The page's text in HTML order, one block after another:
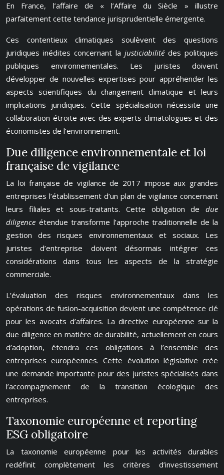
En France, l’affaire de « l’Affaire du Siècle » illustre
parfaitement cette tendance jurisprudentielle émergente.
Ces contentieux climatiques soulèvent des questions
juridiques inédites concernant la justiciabilité des politiques
publiques environnementales. Les juristes doivent
développer de nouvelles expertises pour appréhender les
aspects scientifiques du changement climatique et leurs
implications juridiques. Cette spécialisation nécessite une
collaboration étroite avec des experts climatologues et des
économistes de l’environnement.
Due diligence environnementale et loi
française de vigilance
La loi française de vigilance de 2017 impose aux grandes
entreprises l’établissement d’un plan de vigilance concernant
leurs filiales et sous-traitants. Cette obligation de due
diligence étendue transforme l’approche traditionnelle de la
gestion des risques environnementaux et sociaux. Les
juristes d’entreprise doivent désormais intégrer ces
considérations dans tous les aspects de la stratégie
commerciale.
L’évaluation des risques environnementaux dans les
opérations de fusion-acquisition devient une compétence clé
pour les avocats d’affaires. La directive européenne sur la
due diligence en matière de durabilité, actuellement en cours
d’adoption, étendra ces obligations à l’ensemble des
entreprises européennes. Cette évolution législative crée
une demande importante pour des juristes spécialisés dans
l’accompagnement de la transition écologique des
entreprises.
Taxonomie européenne et reporting
ESG obligatoire
La taxonomie européenne pour les activités durables
redéfinit complètement les critères d’investissement